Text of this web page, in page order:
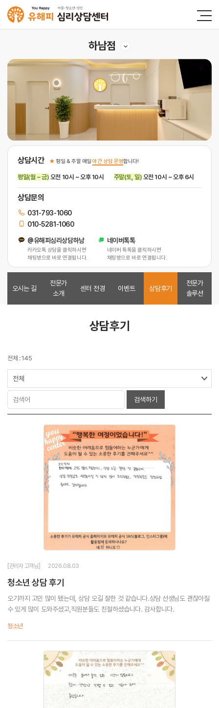
하남점
상담시간 ★평일 & 주말 매일야간 상담 운영합니다!
평일(월 ~ 금) 오전 10시 ~ 오후 10시 주말(토, 일) 오전 10시 ~ 오후 6시
상담문의
031-793-1060
010-5281-1060
@유해피심리상담하남
카카오톡 상담을 클릭하시면
채팅방으로 바로 연결됩니다.
네이버톡톡
네이버 톡톡을 클릭하시면
채팅방으로 바로 연결됩니다.
오시는 길
전문가
소개
센터 전경 이벤트 상담후기
전문가
솔루션
상담후기
전체 : 145
검색하기
[관리자 고객님] 2026.08.03
청소년 상담 후기
오기까지 고민 많이 됐는데, 상담 오길 잘한 것 같습니다.상담 선생님도 괜찮아질
수 있게 많이 도와주셨고,직원분들도 친절하셨습니다. 감사합니다.
청소년